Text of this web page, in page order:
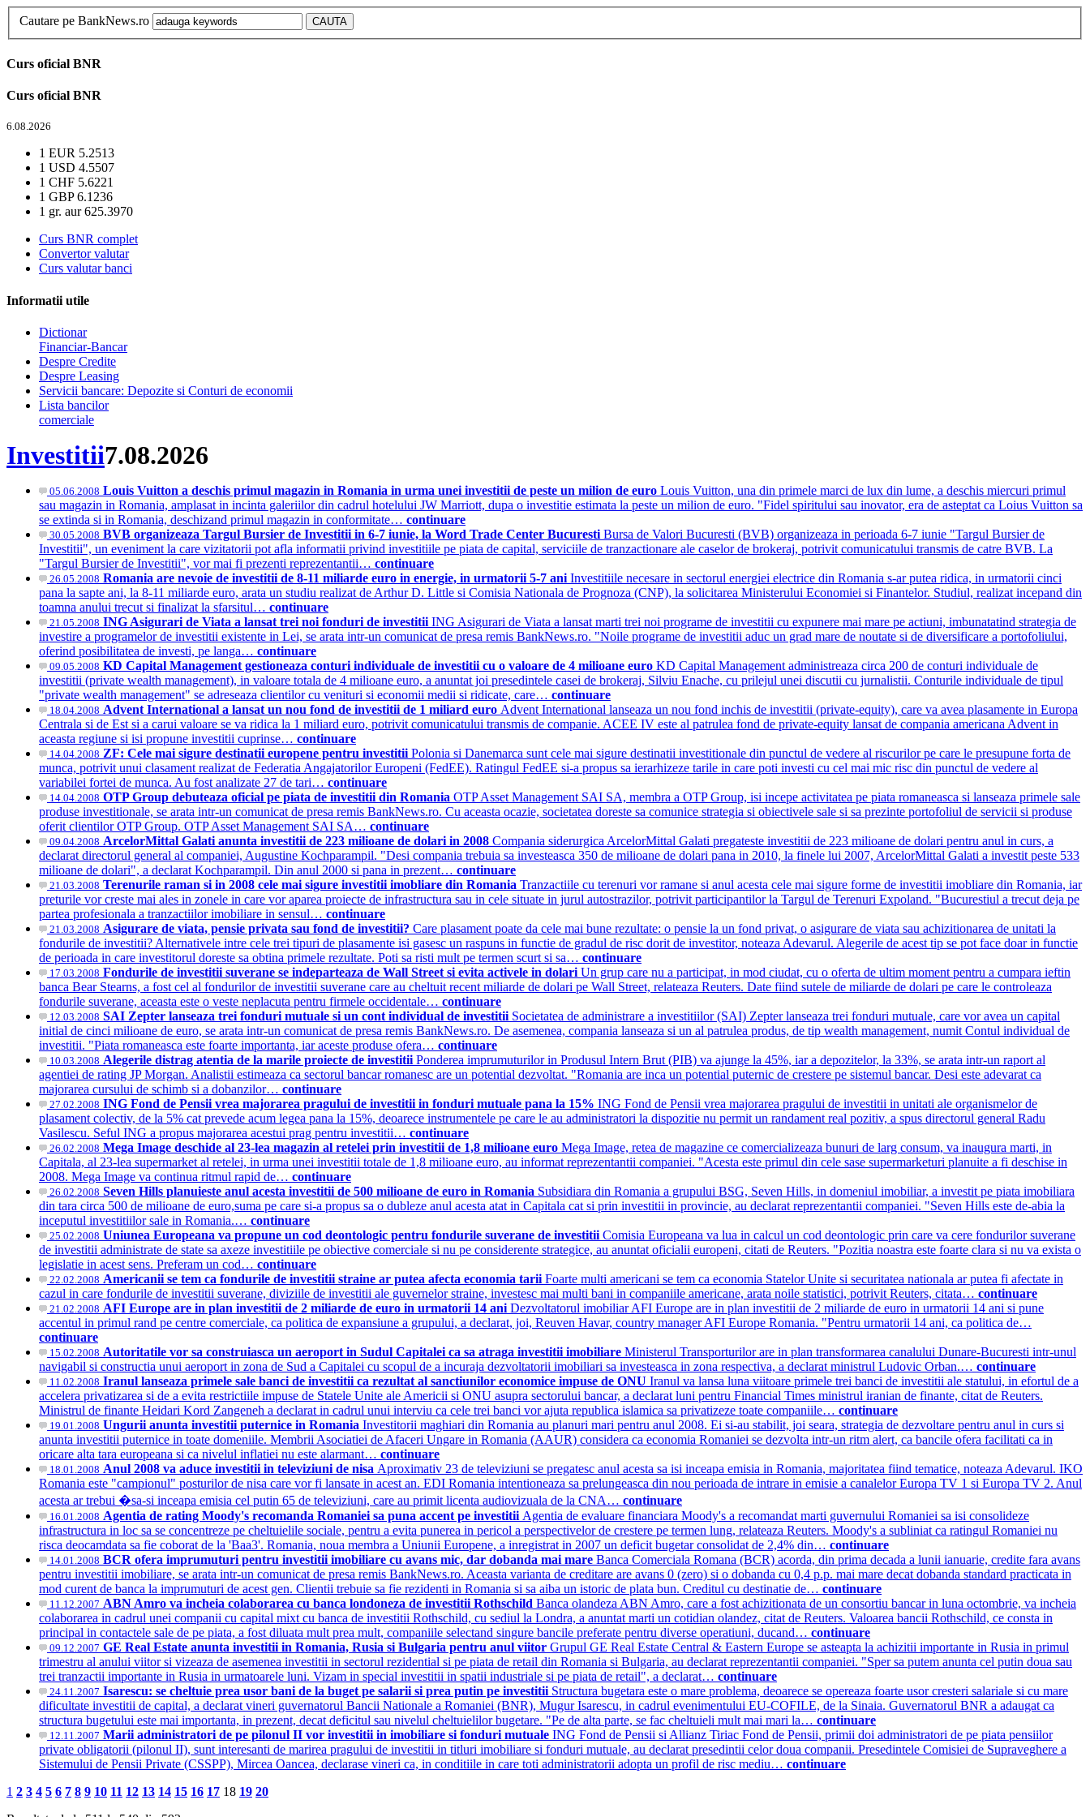
Cautare pe BankNews.ro
Curs oficial BNR
Curs oficial BNR
6.08.2026
1 EUR 5.2513
1 USD 4.5507
1 CHF 5.6221
1 GBP6.1236
1 gr. aur625.3970
Curs BNR complet
Convertor valutar
Curs valutar banci
Informatii utile
Dictionar
Financiar-Bancar
Despre Credite
Despre Leasing
Servicii bancare: Depozite si Conturi de economii
Lista bancilor
comerciale
Investitii7.08.2026
05.06.2008 Louis Vuitton a deschis primul magazin in Romania in urma unei investitii de peste un milion de euro Louis Vuitton, una din primele marci de lux din lume, a deschis miercuri primul
sau magazin in Romania, amplasat in incinta galeriilor din cadrul hotelului JW Marriott, dupa o investitie estimata la peste un milion de euro. "Fidel spiritului sau inovator, era de asteptat ca Loius Vuitton sa
se extinda si in Romania, deschizand primul magazin in conformitate… continuare
30.05.2008 BVB organizeaza Targul Bursier de Investitii in 6-7 iunie, la Word Trade Center Bucuresti Bursa de Valori Bucuresti (BVB) organizeaza in perioada 6-7 iunie "Targul Bursier de
Investitii", un eveniment la care vizitatorii pot afla informatii privind investitiile pe piata de capital, serviciile de tranzactionare ale caselor de brokeraj, potrivit comunicatului transmis de catre BVB. La
"Targul Bursier de Investitii", vor mai fi prezenti reprezentantii… continuare
26.05.2008 Romania are nevoie de investitii de 8-11 miliarde euro in energie, in urmatorii 5-7 ani Investitiile necesare in sectorul energiei electrice din Romania s-ar putea ridica, in urmatorii cinci
pana la sapte ani, la 8-11 miliarde euro, arata un studiu realizat de Arthur D. Little si Comisia Nationala de Prognoza (CNP), la solicitarea Ministerului Economiei si Finantelor. Studiul, realizat incepand din
toamna anului trecut si finalizat la sfarsitul… continuare
21.05.2008 ING Asigurari de Viata a lansat trei noi fonduri de investitii ING Asigurari de Viata a lansat marti trei noi programe de investitii cu expunere mai mare pe actiuni, imbunatatind strategia de
investire a programelor de investitii existente in Lei, se arata intr-un comunicat de presa remis BankNews.ro. "Noile programe de investitii aduc un grad mare de noutate si de diversificare a portofoliului,
oferind posibilitatea de investi, pe langa… continuare
09.05.2008 KD Capital Management gestioneaza conturi individuale de investitii cu o valoare de 4 milioane euro KD Capital Management administreaza circa 200 de conturi individuale de
investitii (private wealth management), in valoare totala de 4 milioane euro, a anuntat joi presedintele casei de brokeraj, Silviu Enache, cu prilejul unei discutii cu jurnalistii. Conturile individuale de tipul
"private wealth management" se adreseaza clientilor cu venituri si economii medii si ridicate, care… continuare
18.04.2008 Advent International a lansat un nou fond de investitii de 1 miliard euro Advent International lanseaza un nou fond inchis de investitii (private-equity), care va avea plasamente in Europa
Centrala si de Est si a carui valoare se va ridica la 1 miliard euro, potrivit comunicatului transmis de companie. ACEE IV este al patrulea fond de private-equity lansat de compania americana Advent in
aceasta regiune si isi propune investitii cuprinse… continuare
14.04.2008 ZF: Cele mai sigure destinatii europene pentru investitii Polonia si Danemarca sunt cele mai sigure destinatii investitionale din punctul de vedere al riscurilor pe care le presupune forta de
munca, potrivit unui clasament realizat de Federatia Angajatorilor Europeni (FedEE). Ratingul FedEE si-a propus sa ierarhizeze tarile in care poti investi cu cel mai mic risc din punctul de vedere al
variabilei fortei de munca. Au fost analizate 27 de tari… continuare
14.04.2008 OTP Group debuteaza oficial pe piata de investitii din Romania OTP Asset Management SAI SA, membra a OTP Group, isi incepe activitatea pe piata romaneasca si lanseaza primele sale
produse investitionale, se arata intr-un comunicat de presa remis BankNews.ro. Cu aceasta ocazie, societatea doreste sa comunice strategia si obiectivele sale si sa prezinte portofoliul de servicii si produse
oferit clientilor OTP Group. OTP Asset Management SAI SA… continuare
09.04.2008 ArcelorMittal Galati anunta investitii de 223 milioane de dolari in 2008 Compania siderurgica ArcelorMittal Galati pregateste investitii de 223 milioane de dolari pentru anul in curs, a
declarat directorul general al companiei, Augustine Kochparampil. "Desi compania trebuia sa investeasca 350 de milioane de dolari pana in 2010, la finele lui 2007, ArcelorMittal Galati a investit peste 533
milioane de dolari", a declarat Kochparampil. Din anul 2000 si pana in prezent… continuare
21.03.2008 Terenurile raman si in 2008 cele mai sigure investitii imobliare din Romania Tranzactiile cu terenuri vor ramane si anul acesta cele mai sigure forme de investitii imobliare din Romania, iar
preturile vor creste mai ales in zonele in care vor aparea proiecte de infrastructura sau in cele situate in jurul autostrazilor, potrivit participantilor la Targul de Terenuri Expoland. "Bucurestiul a trecut deja pe
partea profesionala a tranzactiilor imobiliare in sensul… continuare
21.03.2008 Asigurare de viata, pensie privata sau fond de investitii? Care plasament poate da cele mai bune rezultate: o pensie la un fond privat, o asigurare de viata sau achizitionarea de unitati la
fondurile de investitii? Alternativele intre cele trei tipuri de plasamente isi gasesc un raspuns in functie de gradul de risc dorit de investitor, noteaza Adevarul. Alegerile de acest tip se pot face doar in functie
de perioada in care investitorul doreste sa obtina primele rezultate. Poti sa risti mult pe termen scurt si sa… continuare
17.03.2008 Fondurile de investitii suverane se indeparteaza de Wall Street si evita activele in dolari Un grup care nu a participat, in mod ciudat, cu o oferta de ultim moment pentru a cumpara ieftin
banca Bear Stearns, a fost cel al fondurilor de investitii suverane care au cheltuit recent miliarde de dolari pe Wall Street, relateaza Reuters. Date fiind sutele de miliarde de dolari pe care le controleaza
fondurile suverane, aceasta este o veste neplacuta pentru firmele occidentale… continuare
12.03.2008 SAI Zepter lanseaza trei fonduri mutuale si un cont individual de investitii Societatea de administrare a investitiilor (SAI) Zepter lanseaza trei fonduri mutuale, care vor avea un capital
initial de cinci milioane de euro, se arata intr-un comunicat de presa remis BankNews.ro. De asemenea, compania lanseaza si un al patrulea produs, de tip wealth management, numit Contul individual de
investitii. "Piata romaneasca este foarte importanta, iar aceste produse ofera… continuare
10.03.2008 Alegerile distrag atentia de la marile proiecte de investitii Ponderea imprumuturilor in Produsul Intern Brut (PIB) va ajunge la 45%, iar a depozitelor, la 33%, se arata intr-un raport al
agentiei de rating JP Morgan. Analistii estimeaza ca sectorul bancar romanesc are un potential dezvoltat. "Romania are inca un potential puternic de crestere pe sistemul bancar. Desi este adevarat ca
majorarea cursului de schimb si a dobanzilor… continuare
27.02.2008 ING Fond de Pensii vrea majorarea pragului de investitii in fonduri mutuale pana la 15% ING Fond de Pensii vrea majorarea pragului de investitii in unitati ale organismelor de
plasament colectiv, de la 5% cat prevede acum legea pana la 15%, deoarece instrumentele pe care le au administratori la dispozitie nu permit un randament real pozitiv, a spus directorul general Radu
Vasilescu. Seful ING a propus majorarea acestui prag pentru investitii… continuare
26.02.2008 Mega Image deschide al 23-lea magazin al retelei prin investitii de 1,8 milioane euro Mega Image, retea de magazine ce comercializeaza bunuri de larg consum, va inaugura marti, in
Capitala, al 23-lea supermarket al retelei, in urma unei investitii totale de 1,8 milioane euro, au informat reprezentantii companiei. "Acesta este primul din cele sase supermarketuri planuite a fi deschise in
2008. Mega Image va continua ritmul rapid de… continuare
26.02.2008 Seven Hills planuieste anul acesta investitii de 500 milioane de euro in Romania Subsidiara din Romania a grupului BSG, Seven Hills, in domeniul imobiliar, a investit pe piata imobiliara
din tara circa 500 de milioane de euro,suma pe care si-a propus sa o dubleze anul acesta atat in Capitala cat si prin investitii in provincie, au declarat reprezentantii companiei. "Seven Hills este de-abia la
inceputul investitiilor sale in Romania.… continuare
25.02.2008 Uniunea Europeana va propune un cod deontologic pentru fondurile suverane de investitii Comisia Europeana va lua in calcul un cod deontologic prin care va cere fondurilor suverane
de investitii administrate de state sa axeze investitiile pe obiective comerciale si nu pe considerente strategice, au anuntat oficialii europeni, citati de Reuters. "Pozitia noastra este foarte clara si nu va exista o
legislatie in acest sens. Preferam un cod… continuare
22.02.2008 Americanii se tem ca fondurile de investitii straine ar putea afecta economia tarii Foarte multi americani se tem ca economia Statelor Unite si securitatea nationala ar putea fi afectate in
cazul in care fondurile de investitii suverane, diviziile de investitii ale guvernelor straine, investesc mai multi bani in companiile americane, arata noile statistici, potrivit Reuters, citata… continuare
21.02.2008 AFI Europe are in plan investitii de 2 miliarde de euro in urmatorii 14 ani Dezvoltatorul imobiliar AFI Europe are in plan investitii de 2 miliarde de euro in urmatorii 14 ani si pune
accentul in primul rand pe centre comerciale, ca politica de expansiune a grupului, a declarat, joi, Reuven Havar, country manager AFI Europe Romania. "Pentru urmatorii 14 ani, ca politica de…
continuare
15.02.2008 Autoritatile vor sa construiasca un aeroport in Sudul Capitalei ca sa atraga investitii imobiliare Ministerul Transporturilor are in plan transformarea canalului Dunare-Bucuresti intr-unul
navigabil si constructia unui aeroport in zona de Sud a Capitalei cu scopul de a incuraja dezvoltatorii imobiliari sa investeasca in zona respectiva, a declarat ministrul Ludovic Orban.… continuare
11.02.2008 Iranul lanseaza primele sale banci de investitii ca rezultat al sanctiunilor economice impuse de ONU Iranul va lansa luna viitoare primele trei banci de investitii ale statului, in efortul de a
accelera privatizarea si de a evita restrictiile impuse de Statele Unite ale Americii si ONU asupra sectorului bancar, a declarat luni pentru Financial Times ministrul iranian de finante, citat de Reuters.
Ministrul de finante Heidari Kord Zangeneh a declarat in cadrul unui interviu ca cele trei banci vor ajuta republica islamica sa privatizeze toate companiile… continuare
19.01.2008 Ungurii anunta investitii puternice in Romania Investitorii maghiari din Romania au planuri mari pentru anul 2008. Ei si-au stabilit, joi seara, strategia de dezvoltare pentru anul in curs si
anunta investitii puternice in toate domeniile. Membrii Asociatiei de Afaceri Ungare in Romania (AAUR) considera ca economia Romaniei se dezvolta intr-un ritm alert, ca bancile ofera facilitati ca in
oricare alta tara europeana si ca nivelul inflatiei nu este alarmant… continuare
18.01.2008 Anul 2008 va aduce investitii in televiziuni de nisa Aproximativ 23 de televiziuni se pregatesc anul acesta sa isi inceapa emisia in Romania, majoritatea fiind tematice, noteaza Adevarul. IKO
Romania este "campionul" posturilor de nisa care vor fi lansate in acest an. EDI Romania intentioneaza sa prelungeasca din nou perioada de intrare in emisie a canalelor Europa TV 1 si Europa TV 2. Anul
acesta ar trebui �sa-si inceapa emisia cel putin 65 de televiziuni, care au primit licenta audiovizuala de la CNA… continuare
16.01.2008 Agentia de rating Moody's recomanda Romaniei sa puna accent pe investitii Agentia de evaluare financiara Moody's a recomandat marti guvernului Romaniei sa isi consolideze
infrastructura in loc sa se concentreze pe cheltuielile sociale, pentru a evita punerea in pericol a perspectivelor de crestere pe termen lung, relateaza Reuters. Moody's a subliniat ca ratingul Romaniei nu
risca deocamdata sa fie coborat de la 'Baa3'. Romania, noua membra a Uniunii Europene, a inregistrat in 2007 un deficit bugetar consolidat de 2,4% din… continuare
14.01.2008 BCR ofera imprumuturi pentru investitii imobiliare cu avans mic, dar dobanda mai mare Banca Comerciala Romana (BCR) acorda, din prima decada a lunii ianuarie, credite fara avans
pentru investitii imobiliare, se arata intr-un comunicat de presa remis BankNews.ro. Aceasta varianta de creditare are avans 0 (zero) si o dobanda cu 0,4 p.p. mai mare decat dobanda standard practicata in
mod curent de banca la imprumuturi de acest gen. Clientii trebuie sa fie rezidenti in Romania si sa aiba un istoric de plata bun. Creditul cu destinatie de… continuare
11.12.2007 ABN Amro va incheia colaborarea cu banca londoneza de investitii Rothschild Banca olandeza ABN Amro, care a fost achizitionata de un consortiu bancar in luna octombrie, va incheia
colaborarea in cadrul unei companii cu capital mixt cu banca de investitii Rothschild, cu sediul la Londra, a anuntat marti un cotidian olandez, citat de Reuters. Valoarea bancii Rothschild, ce consta in
principal in contactele sale de pe piata, a fost diluata mult prea mult, companiile selectand singure bancile preferate pentru diverse operatiuni, ducand… continuare
09.12.2007 GE Real Estate anunta investitii in Romania, Rusia si Bulgaria pentru anul viitor Grupul GE Real Estate Central & Eastern Europe se asteapta la achizitii importante in Rusia in primul
trimestru al anului viitor si vizeaza de asemenea investitii in sectorul rezidential si pe piata de retail din Romania si Bulgaria, au declarat reprezentantii companiei. "Sper sa putem anunta cel putin doua sau
trei tranzactii importante in Rusia in urmatoarele luni. Vizam in special investitii in spatii industriale si pe piata de retail", a declarat… continuare
24.11.2007 Isarescu: se cheltuie prea usor bani de la buget pe salarii si prea putin pe investitii Structura bugetara este o mare problema, deoarece se opereaza foarte usor cresteri salariale si cu mare
dificultate investitii de capital, a declarat vineri guvernatorul Bancii Nationale a Romaniei (BNR), Mugur Isarescu, in cadrul evenimentului EU-COFILE, de la Sinaia. Guvernatorul BNR a adaugat ca
structura bugetului este mai importanta, in prezent, decat deficitul sau nivelul cheltuielilor bugetare. "Pe de alta parte, se fac cheltuieli mult mai mari la… continuare
12.11.2007 Marii administratori de pe pilonul II vor investitii in imobiliare si fonduri mutuale ING Fond de Pensii si Allianz Tiriac Fond de Pensii, primii doi administratori de pe piata pensiilor
private obligatorii (pilonul II), sunt interesanti de marirea pragului de investitii in titluri imobiliare si fonduri mutuale, au declarat presedintii celor doua companii. Presedintele Comisiei de Supraveghere a
Sistemului de Pensii Private (CSSPP), Mircea Oancea, declarase vineri ca, in conditiile in care toti administratorii adopta un profil de risc mediu… continuare
1 2 3 4 5 6 7 8 9 10 11 12 13 14 15 16 17 18 19 20